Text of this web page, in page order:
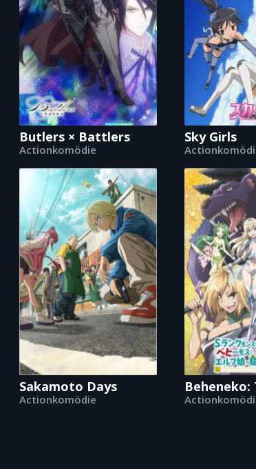
Butlers × Battlers
Actionkomödie
Sky Girls
Sakamoto Days
Actionkomödie
Beheneko: